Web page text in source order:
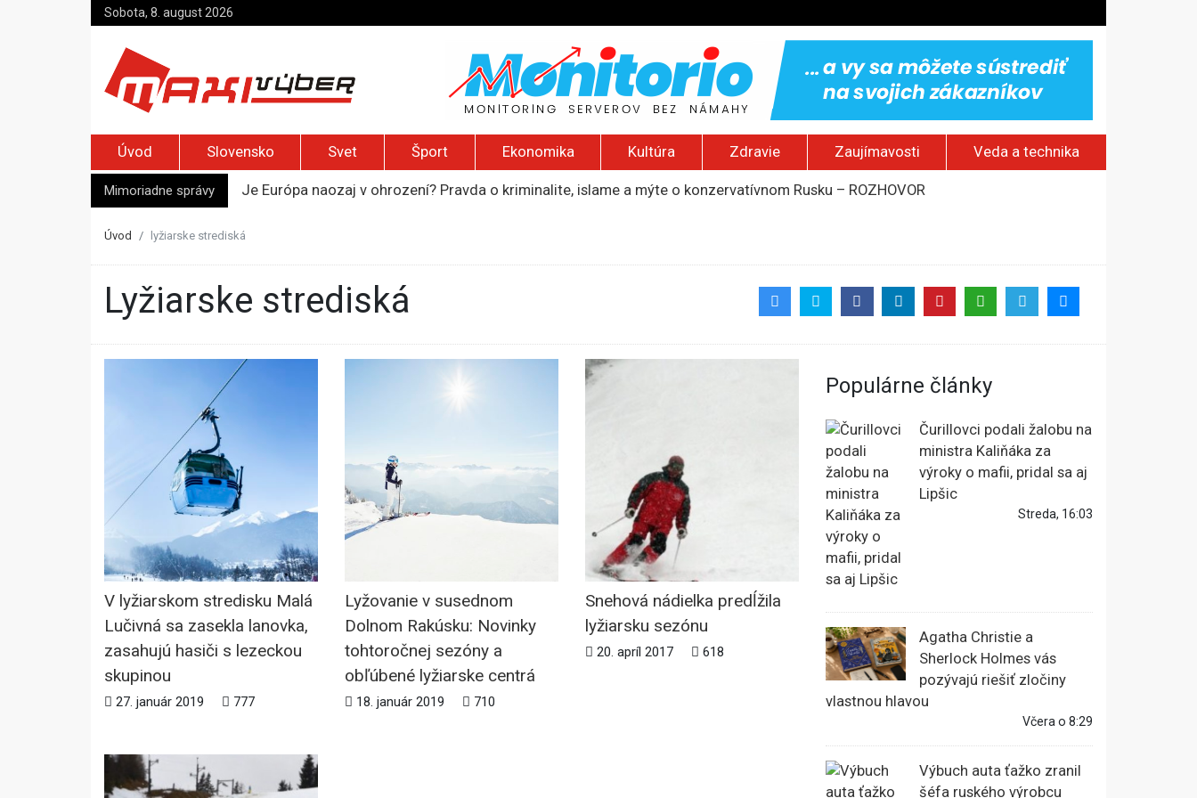
Sobota, 8. august 2026
Úvod Slovensko Svet Šport Ekonomika Kultúra Zdravie Zaujímavosti Veda a technika
Mimoriadne správy
Je Európa naozaj v ohrození? Pravda o kriminalite, islame a mýte o konzervatívnom Rusku – ROZHOVOR
Kyjev žiada EÚ o 220 miliónov eur na pomoc farmárom, ktorých postihla blokáda prístavov
Úvod lyžiarske strediská
lyžiarske strediská
V lyžiarskom stredisku Malá
Lučivná sa zasekla lanovka,
zasahujú hasiči s lezeckou
skupinou
27. január 2019 777
Lyžovanie v susednom
Dolnom Rakúsku: Novinky
tohtoročnej sezóny a
obľúbené lyžiarske centrá
18. január 2019 710
Snehová nádielka predĺžila
lyžiarsku sezónu
20. apríl 2017 618
Populárne články
Čurillovci podali žalobu na
ministra Kaliňáka za
výroky o mafii, pridal sa aj
Lipšic
Streda, 16:03
Agatha Christie a
Sherlock Holmes vás
pozývajú riešiť zločiny
vlastnou hlavou
Včera o 8:29
Výbuch auta ťažko zranil
šéfa ruského výrobcu